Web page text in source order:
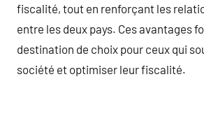
fiscalité, tout en renforçant les
entre les deux pays. Ces avantages
destination de choix pour ceux qui
société et optimiser leur fiscalité.